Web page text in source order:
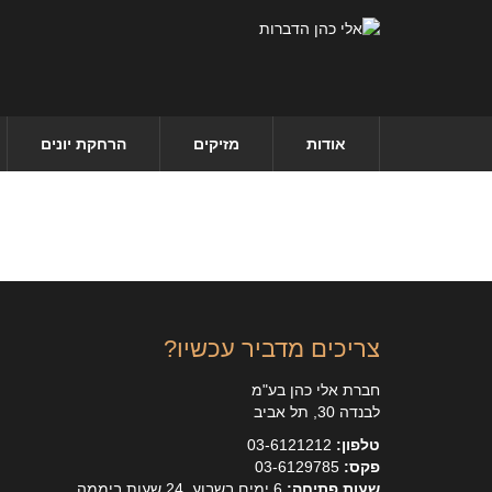
אודות מזיקים הרחקת יונים
צריכים מדביר עכשיו?
חברת אלי כהן בע"מ
לבנדה 30, תל אביב
טלפון:
פקס: